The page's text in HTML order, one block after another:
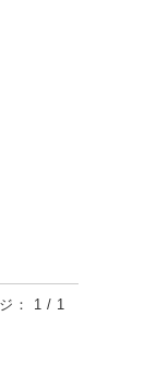
： 1 / 1